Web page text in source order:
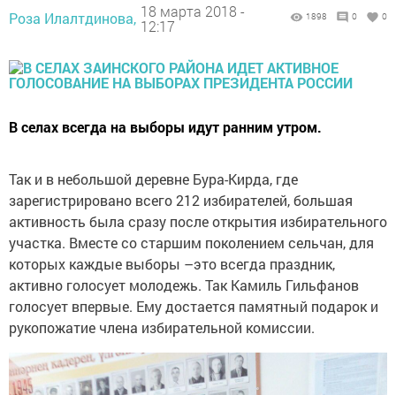
Роза Илалтдинова, 18 марта 2018 -
12:17
1898 0 0
В селах всегда на выборы идут ранним утром.
Так и в небольшой деревне Бура-Кирда, где
зарегистрировано всего 212 избирателей, большая
активность была сразу после открытия избирательного
участка. Вместе со старшим поколением сельчан, для
которых каждые выборы –это всегда праздник,
активно голосует молодежь. Так Камиль Гильфанов
голосует впервые. Ему достается памятный подарок и
рукопожатие члена избирательной комиссии.